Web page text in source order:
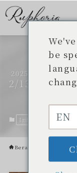
2025
2/13
Informasi terbaru
Beranda
be
EN